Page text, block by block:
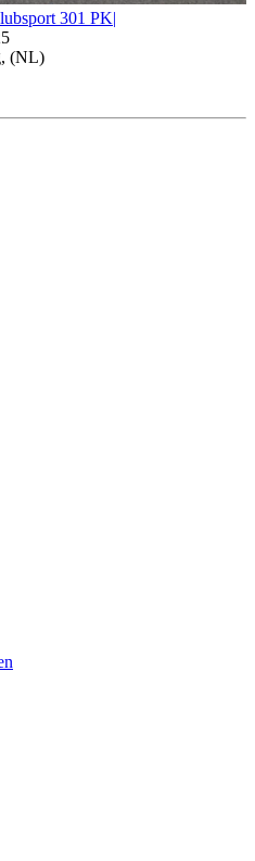
301 PK|
(NL)